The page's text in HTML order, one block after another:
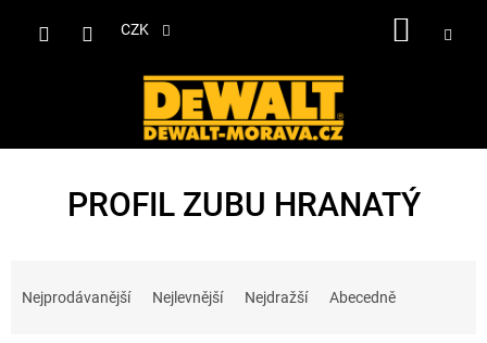
CZK
PROFIL ZUBU HRANATÝ
Nejprodávanější Nejlevnější Nejdražší Abecedně